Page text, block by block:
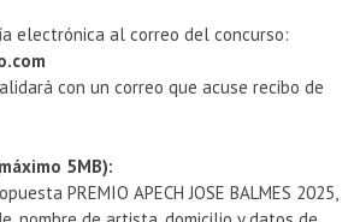
electrónica al correo del concurso:
con un correo que acuse recibo de
5MB):
PREMIO APECH JOSE BALMES 2025,